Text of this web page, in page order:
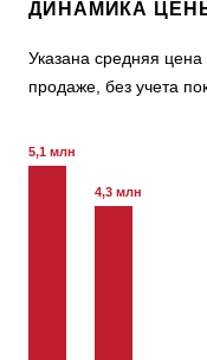
ДИНАМИКА ЦЕНЫ
Указана средняя
продаже, без учета
5,1 млн
4,3 млн